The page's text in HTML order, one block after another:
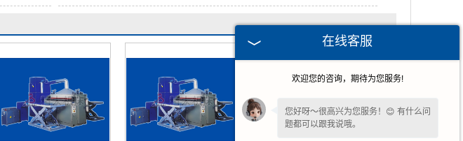
在线客服
欢迎您的咨询，期待为您服务!
您好呀～很高兴为您服务！😊 有什么问
题都可以跟我说哦。